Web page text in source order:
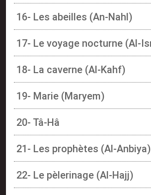
16- Les abeilles (An-Nahl)
17- Le voyage nocturne (Al-
18- La caverne (Al-Kahf)
19- Marie (Maryem)
20- Tâ-Hâ
21- Les prophètes (Al-Anbiya)
22- Le pèlerinage (Al-Hajj)